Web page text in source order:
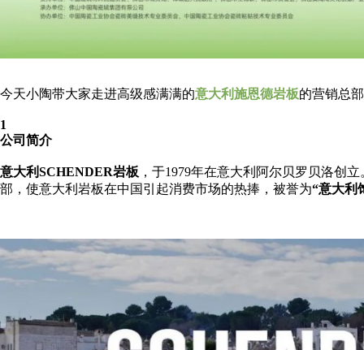
今天小陶带大家走进高级感满满的意大利施恩德岩板的营销总部
1
公司简介
意大利SCHENDER岩板 ，于1979年在意大利阿尔贝罗贝洛创
部，使意大利岩板在中国引起消费市场的热捧，被誉为“意大利